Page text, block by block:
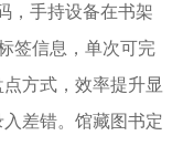
，手持设备在书架
签信息，单次可完
方式，效率提升显
差错。馆藏图书定